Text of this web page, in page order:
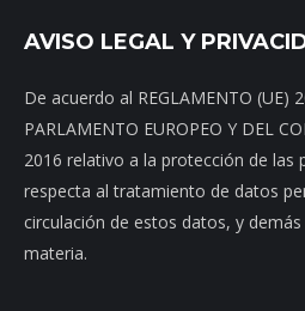
AVISO LEGAL Y
De acuerdo al REGLAMENTO (UE)
PARLAMENTO EUROPEO Y DEL
2016 relativo a la protección de las
respecta al tratamiento de datos
circulación de estos datos, y
materia.